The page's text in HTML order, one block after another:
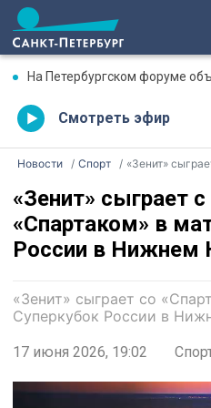
На Петербургском форуме объединенных культур
Смотреть эфир
Новости Спорт «Зенит» сыграет с
«Зенит» сыграет
«Спартаком» в
России в Нижнем
«Зенит» сыграет со
Суперкубок России в
17 июня 2026, 19:02